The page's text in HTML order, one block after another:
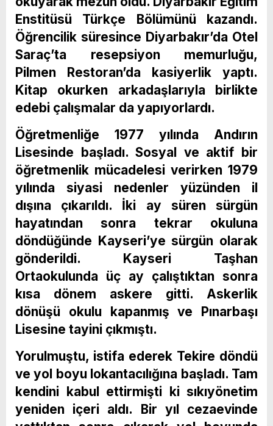
Enstitüsü Türkçe Bölümünü kazandı.
Öğrencilik süresince Diyarbakır’da Otel
Saraç’ta resepsiyon memurluğu,
Pilmen Restoran’da kasiyerlik yaptı.
Kitap okurken arkadaşlarıyla birlikte
edebi çalışmalar da yapıyorlardı.
Öğretmenliğe 1977 yılında Andırın
Lisesinde başladı. Sosyal ve aktif bir
öğretmenlik mücadelesi verirken 1979
yılında siyasi nedenler yüzünden il
dışına çıkarıldı. İki ay süren sürgün
hayatından sonra tekrar okuluna
döndüğünde Kayseri’ye sürgün olarak
gönderildi. Kayseri Taşhan
Ortaokulunda üç ay çalıştıktan sonra
kısa dönem askere gitti. Askerlik
dönüşü okulu kapanmış ve Pınarbaşı
Lisesine tayini çıkmıştı.
Yorulmuştu, istifa ederek Tekire döndü
ve yol boyu lokantacılığına başladı. Tam
kendini kabul ettirmişti ki sıkıyönetim
yeniden içeri aldı. Bir yıl cezaevinde